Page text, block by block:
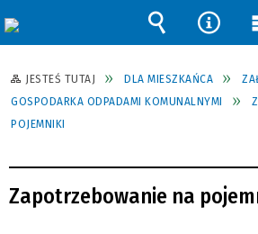
JESTEŚ TUTAJ DLA MIESZKAŃCA
GOSPODARKA ODPADAMI KOMUNALNYMI
POJEMNIKI
Zapotrzebowanie na